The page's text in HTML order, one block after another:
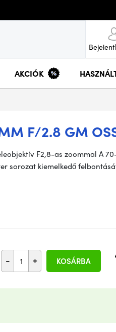
AKCIÓK
F/2.8 GM
F2,8-as zoommal A
sorozat kiemelkedő
- + KOSÁRBA